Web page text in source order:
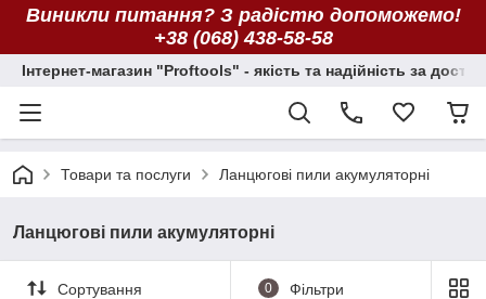
Виникли питання? З радістю допоможемо!
+38 (068) 438-58-58
Інтернет-магазин "Proftools" - якість та надійність за
Товари та послуги Ланцюгові пили акумуляторні
Ланцюгові пили акумуляторні
Сортування 0 Фільтри